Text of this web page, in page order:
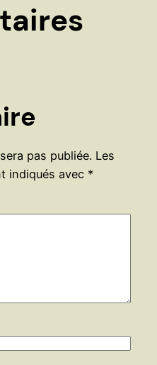
pas publiée. Les
indiqués avec *